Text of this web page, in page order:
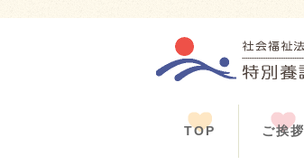
TOP ご挨拶